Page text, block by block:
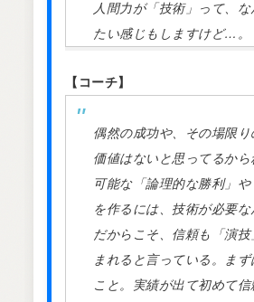
人間力が「技術」って、
たい感じもしますけど…。
【コーチ】
偶然の成功や、その場限り
価値はないと思ってるか
可能な「論理的な勝利」や
を作るには、技術が必要な
だからこそ、信頼も「演
まれると言っている。まず
こと。実績が出て初めて信